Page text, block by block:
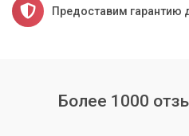
Предоставим гарантию
Более 1000